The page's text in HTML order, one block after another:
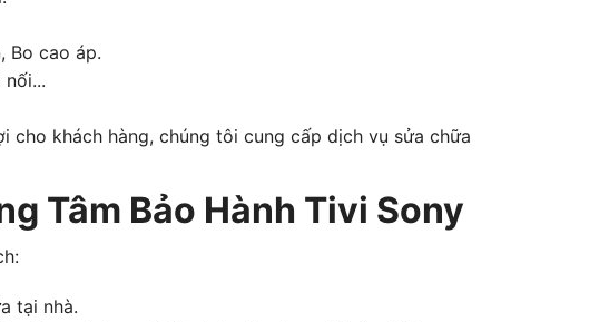
Bo cao áp.
khách hàng, chúng tôi cung cấp dịch vụ sửa chữa
Tâm Bảo Hành Tivi Sony
tại nhà.